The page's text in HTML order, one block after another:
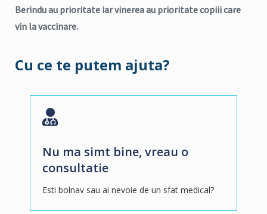
Berindu au prioritate iar vinerea au prioritate copiii care
vin la vaccinare.
Cu ce te putem ajuta?
Nu ma simt bine, vreau o
consultatie
Esti bolnav sau ai nevoie de un sfat medical?